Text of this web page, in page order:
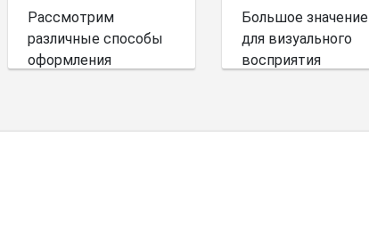
Рассмотрим
различные способы
оформления
Большое значение
для визуального
восприятия